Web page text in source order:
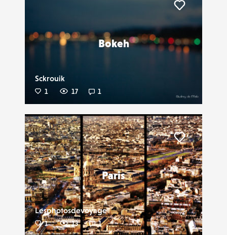
Bokeh
Sckrouik
1 17 1
Paris
Lesphotosdevoyage
1 13 1
Liker